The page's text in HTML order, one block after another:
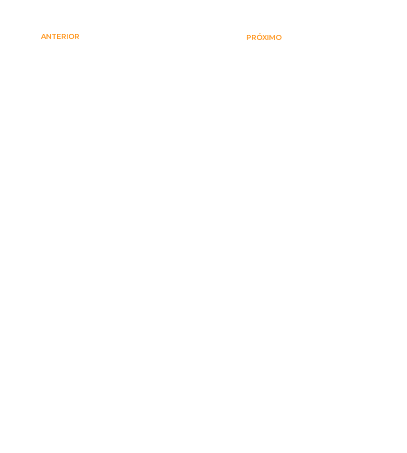
ANTERIOR PRÓXIMO